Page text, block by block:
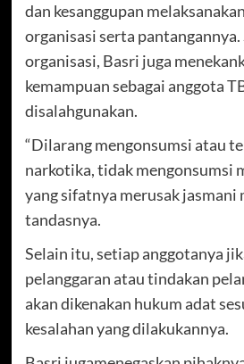
dan kesanggupan
organisasi serta
organisasi, Basri juga
kemampuan sebagai anggota
disalahgunakan.
“Dilarang mengonsumsi atau
narkotika, tidak mengonsumsi
yang sifatnya merusak jasmani
tandasnya.
Selain itu, setiap anggotanya
pelanggaran atau tindakan
akan dikenakan hukum adat
kesalahan yang dilakukannya.